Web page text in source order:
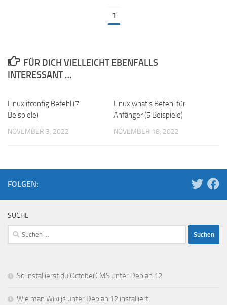
1
FÜR DICH VIELLEICHT EBENFALLS
INTERESSANT …
Linux ifconfig Befehl (7
Beispiele)
NOVEMBER 3, 2022
Linux whatis Befehl für
Anfänger (5 Beispiele)
NOVEMBER 18, 2022
FOLGEN:
SUCHE
Suchen
nach:
So installierst du OctoberCMS unter Debian 12
Wie man Wiki.js unter Debian 12 installiert